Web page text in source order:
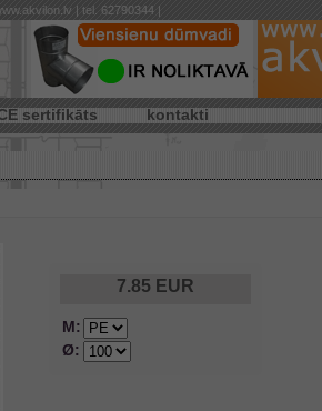
| tel. 62790344 |
sertifikāts
kontakti
7.85 EUR
M:
Ø: